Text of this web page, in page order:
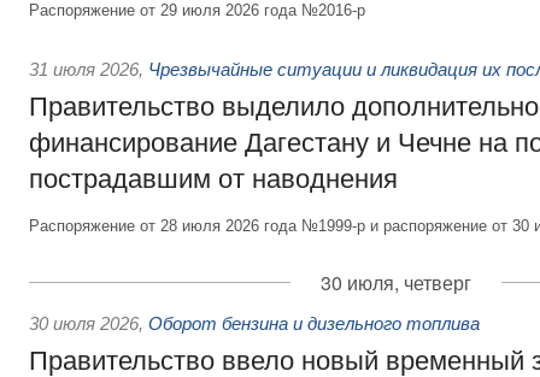
Распоряжение от 29 июля 2026 года №2016-р
31 июля 2026, Чрезвычайные ситуации и ликвидация их
Правительство выделило
финансирование Дагестану и Чечне на
пострадавшим от наводнения
Распоряжение от 28 июля 2026 года №1999-р и распоряжение от
30 июля, четверг
30 июля 2026, Оборот бензина и дизельного топлива
Правительство ввело новый временный